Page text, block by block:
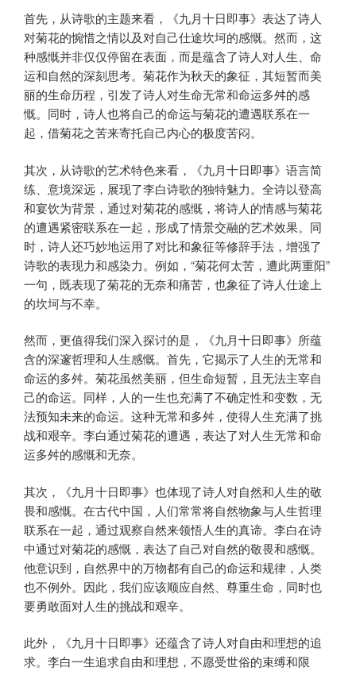
首先，从诗歌的主题来看，《九月十日即事》表达了诗人
对菊花的惋惜之情以及对自己仕途坎坷的感慨。然而，这
种感慨并非仅仅停留在表面，而是蕴含了诗人对人生、命
运和自然的深刻思考。菊花作为秋天的象征，其短暂而美
丽的生命历程，引发了诗人对生命无常和命运多舛的感
慨。同时，诗人也将自己的命运与菊花的遭遇联系在一
起，借菊花之苦来寄托自己内心的极度苦闷。
其次，从诗歌的艺术特色来看，《九月十日即事》语言简
练、意境深远，展现了李白诗歌的独特魅力。全诗以登高
和宴饮为背景，通过对菊花的感慨，将诗人的情感与菊花
的遭遇紧密联系在一起，形成了情景交融的艺术效果。同
时，诗人还巧妙地运用了对比和象征等修辞手法，增强了
诗歌的表现力和感染力。例如，“菊花何太苦，遭此两重阳”
一句，既表现了菊花的无奈和痛苦，也象征了诗人仕途上
的坎坷与不幸。
然而，更值得我们深入探讨的是，《九月十日即事》所蕴
含的深邃哲理和人生感慨。首先，它揭示了人生的无常和
命运的多舛。菊花虽然美丽，但生命短暂，且无法主宰自
己的命运。同样，人的一生也充满了不确定性和变数，无
法预知未来的命运。这种无常和多舛，使得人生充满了挑
战和艰辛。李白通过菊花的遭遇，表达了对人生无常和命
运多舛的感慨和无奈。
其次，《九月十日即事》也体现了诗人对自然和人生的敬
畏和感慨。在古代中国，人们常常将自然物象与人生哲理
联系在一起，通过观察自然来领悟人生的真谛。李白在诗
中通过对菊花的感慨，表达了自己对自然的敬畏和感慨。
他意识到，自然界中的万物都有自己的命运和规律，人类
也不例外。因此，我们应该顺应自然、尊重生命，同时也
要勇敢面对人生的挑战和艰辛。
此外，《九月十日即事》还蕴含了诗人对自由和理想的追
求。李白一生追求自由和理想，不愿受世俗的束缚和限